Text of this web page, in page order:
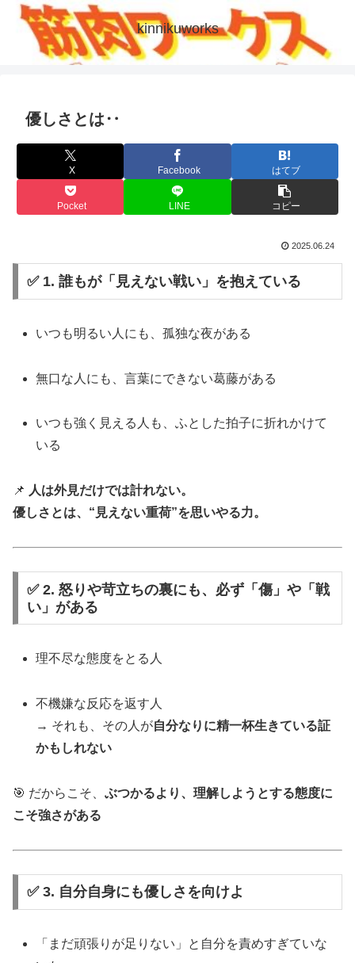
kinnikuworks
優しさとは‥
X Facebook はてブ
Pocket LINE コピー
2025.06.24
✅ 1. 誰もが「見えない戦い」を抱えている
いつも明るい人にも、孤独な夜がある
無口な人にも、言葉にできない葛藤がある
いつも強く見える人も、ふとした拍子に折れかけて
いる
📌 人は外見だけでは計れない。
優しさとは、“見えない重荷”を思いやる力。
✅ 2. 怒りや苛立ちの裏にも、必ず「傷」や「戦
い」がある
理不尽な態度をとる人
不機嫌な反応を返す人
→ それも、その人が自分なりに精一杯生きている証
かもしれない
🎯 だからこそ、 ぶつかるより、理解しようとする態度に
こそ強さがある
✅ 3. 自分自身にも優しさを向けよ
「まだ頑張りが足りない」と自分を責めすぎていな